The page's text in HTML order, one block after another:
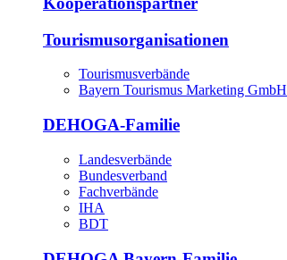
Tourismusorganisationen
Tourismusverbände
Bayern Tourismus Marketing GmbH
DEHOGA-Familie
Landesverbände
Bundesverband
Fachverbände
IHA
BDT